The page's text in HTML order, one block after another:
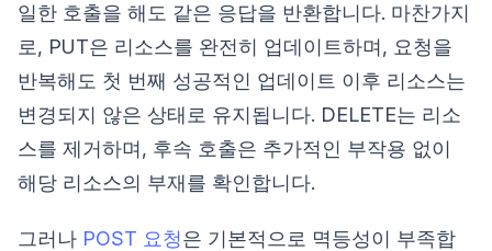
일한 호출을 해도 같은 응답을 반환합니다. 마찬가지
로, PUT은 리소스를 완전히 업데이트하며, 요청을
반복해도 첫 번째 성공적인 업데이트 이후 리소스는
변경되지 않은 상태로 유지됩니다. DELETE는 리소
스를 제거하며, 후속 호출은 추가적인 부작용 없이
해당 리소스의 부재를 확인합니다.
그러나 POST 요청은 기본적으로 멱등성이 부족합